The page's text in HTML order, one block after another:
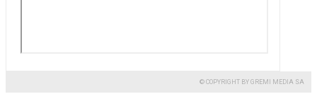
© COPYRIGHT BY GREMI MEDIA SA